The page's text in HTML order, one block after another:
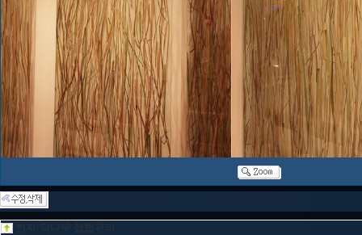
한지/닥나무 접합유리